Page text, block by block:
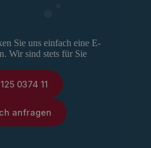
Sie uns einfach eine E-
Wir sind stets für Sie
0374 11
anfragen